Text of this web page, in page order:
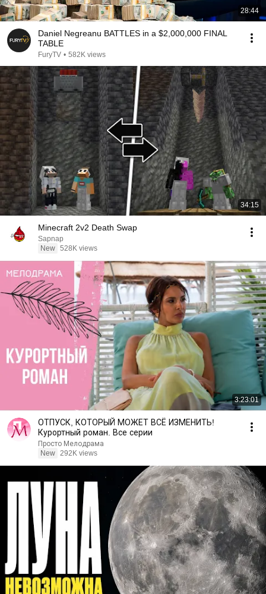
28:44
Daniel Negreanu BATTLES in a $2,000,000 FINAL
TABLE
FuryTV • 582K views
34:15
Minecraft 2v2 Death Swap
Sapnap
New 528K views
3:23:01
ОТПУСК, КОТОРЫЙ МОЖЕТ ВСЁ ИЗМЕНИТЬ!
Курортный роман. Все серии
Просто Мелодрама
New 292K views